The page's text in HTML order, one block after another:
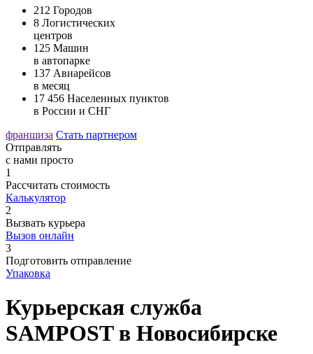
212 Городов
8 Логистических
центров
125 Машин
в автопарке
137 Авиарейсов
в месяц
17 456 Населенных пунктов
в России и СНГ
франшиза Стать партнером
Отправлять
с нами просто
1
Рассчитать стоимость
Калькулятор
2
Вызвать курьера
Вызов онлайн
3
Подготовить отправление
Упаковка
Курьерская служба
SAMPOST в Новосибирске